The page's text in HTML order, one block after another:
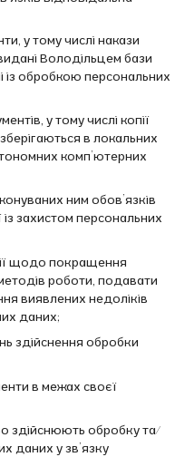
у тому числі накази
Володільцем бази
із обробкою персональних
у тому числі копії
в локальних
комп’ютерних
ним обов’язків
із захистом персональних
щодо покращення
роботи, подавати
виявлених недоліків
даних;
здійснення обробки
в межах своєї
здійснюють обробку та/
даних у зв’язку